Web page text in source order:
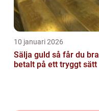
10 januari 2026
Sälja guld så får du bra
betalt på ett tryggt sätt